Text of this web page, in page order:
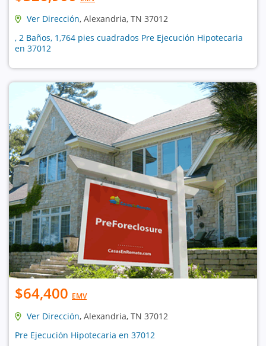
Ver Dirección, Alexandria, TN 37012
, 2 Baños, 1,764 pies cuadrados Pre Ejecución Hipotecaria
en 37012
$64,400 EMV
Ver Dirección, Alexandria, TN 37012
Pre Ejecución Hipotecaria en 37012